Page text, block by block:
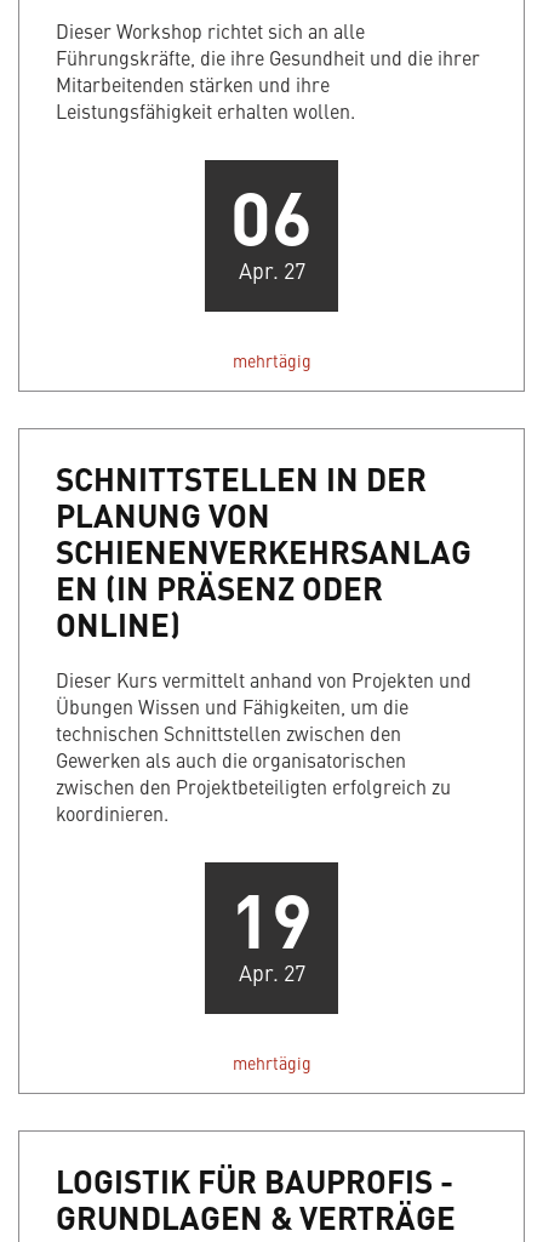
Dieser Workshop richtet sich an alle
Führungskräfte, die ihre Gesundheit und die ihrer
Mitarbeitenden stärken und ihre
Leistungsfähigkeit erhalten wollen.
06
Apr. 27
mehrtägig
SCHNITTSTELLEN IN DER
PLANUNG VON
SCHIENENVERKEHRSANLAG
EN (IN PRÄSENZ ODER
ONLINE)
Dieser Kurs vermittelt anhand von Projekten und
Übungen Wissen und Fähigkeiten, um die
technischen Schnittstellen zwischen den
Gewerken als auch die organisatorischen
zwischen den Projektbeteiligten erfolgreich zu
koordinieren.
19
Apr. 27
mehrtägig
LOGISTIK FÜR BAUPROFIS -
GRUNDLAGEN & VERTRÄGE